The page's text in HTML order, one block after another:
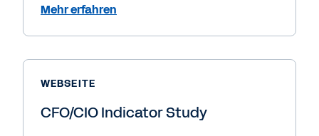
Mehr erfahren
WEBSEITE
CFO/CIO Indicator Study